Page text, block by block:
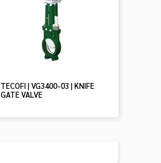
TECOFI | VG3400-03 | KNIFE
GATE VALVE